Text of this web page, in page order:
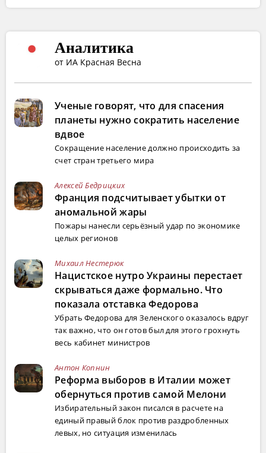
Аналитика
от ИА Красная Весна
Ученые говорят, что для спасения
планеты нужно сократить население
вдвое
Сокращение население должно происходить за
счет стран третьего мира
Алексей Бедрицких
Франция подсчитывает убытки от
аномальной жары
Пожары нанесли серьёзный удар по экономике
целых регионов
Михаил Нестерюк
Нацистское нутро Украины перестает
скрываться даже формально. Что
показала отставка Федорова
Убрать Федорова для Зеленского оказалось вдруг
так важно, что он готов был для этого грохнуть
весь кабинет министров
Антон Копнин
Реформа выборов в Италии может
обернуться против самой Мелони
Избирательный закон писался в расчете на
единый правый блок против раздробленных
левых, но ситуация изменилась